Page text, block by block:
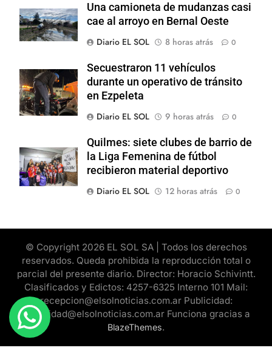
Una camioneta de mudanzas casi
cae al arroyo en Bernal Oeste
Diario EL SOL
8 horas atrás 0
Secuestraron 11 vehículos
durante un operativo de tránsito
en Ezpeleta
Diario EL SOL
9 horas atrás 0
Quilmes: siete clubes de barrio de
la Liga Femenina de fútbol
recibieron material deportivo
Diario EL SOL
12 horas atrás 0
© Copyright 2026 EL SOL SA | Todos los derechos
reservados. Queda prohibida la reproducción total o
parcial del presente diario. Director: Horacio Schivintt.
Clasificados y Edictos: 4257-6325 Interno 101 Mail:
recepcion@elsolnoticias.com.ar Publicidad:
publicidad@elsolnoticias.com.ar Funciona gracias a
BlazeThemes.